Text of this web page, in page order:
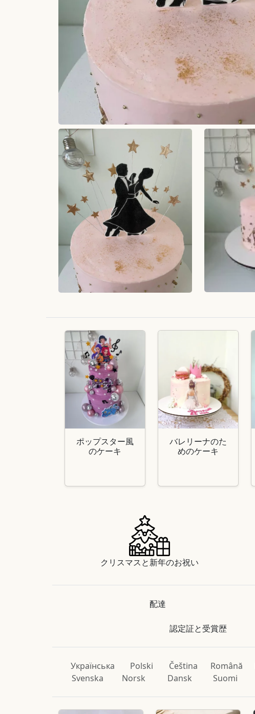
ポップスター風
のケーキ
バレリーナのた
めのケーキ
クリスマスと新年のお祝い
配達
認定証と受賞歴
Українська Polski Čeština Română
Svenska
Norsk Dansk Suomi